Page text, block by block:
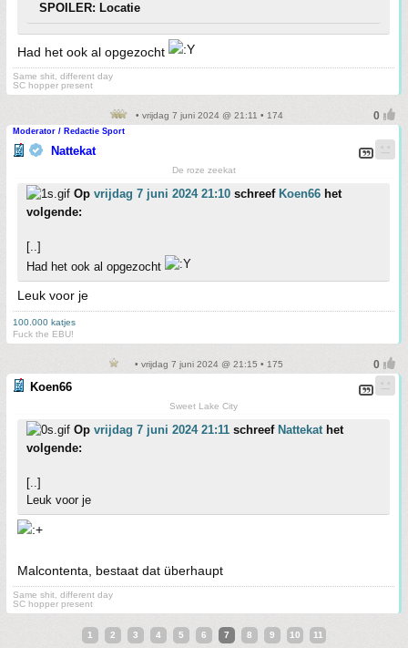
SPOILER: Locatie
Had het ook al opgezocht
Same shit, different day
SC hopper present
• vrijdag 7 juni 2024 @ 21:11 • 174
Moderator / Redactie Sport
Nattekat
De roze zeekat
Op vrijdag 7 juni 2024 21:10 schreef Koen66 het
volgende:
[..]
Had het ook al opgezocht
Leuk voor je
100.000 katjes
Fuck the EBU!
• vrijdag 7 juni 2024 @ 21:15 • 175
Koen66
Sweet Lake City
Op vrijdag 7 juni 2024 21:11 schreef Nattekathet
volgende:
[..]
Leuk voor je
Malcontenta, bestaat dat überhaupt
Same shit, different day
SC hopper present
1 2 3 4 5 6 7 8 9 10 11